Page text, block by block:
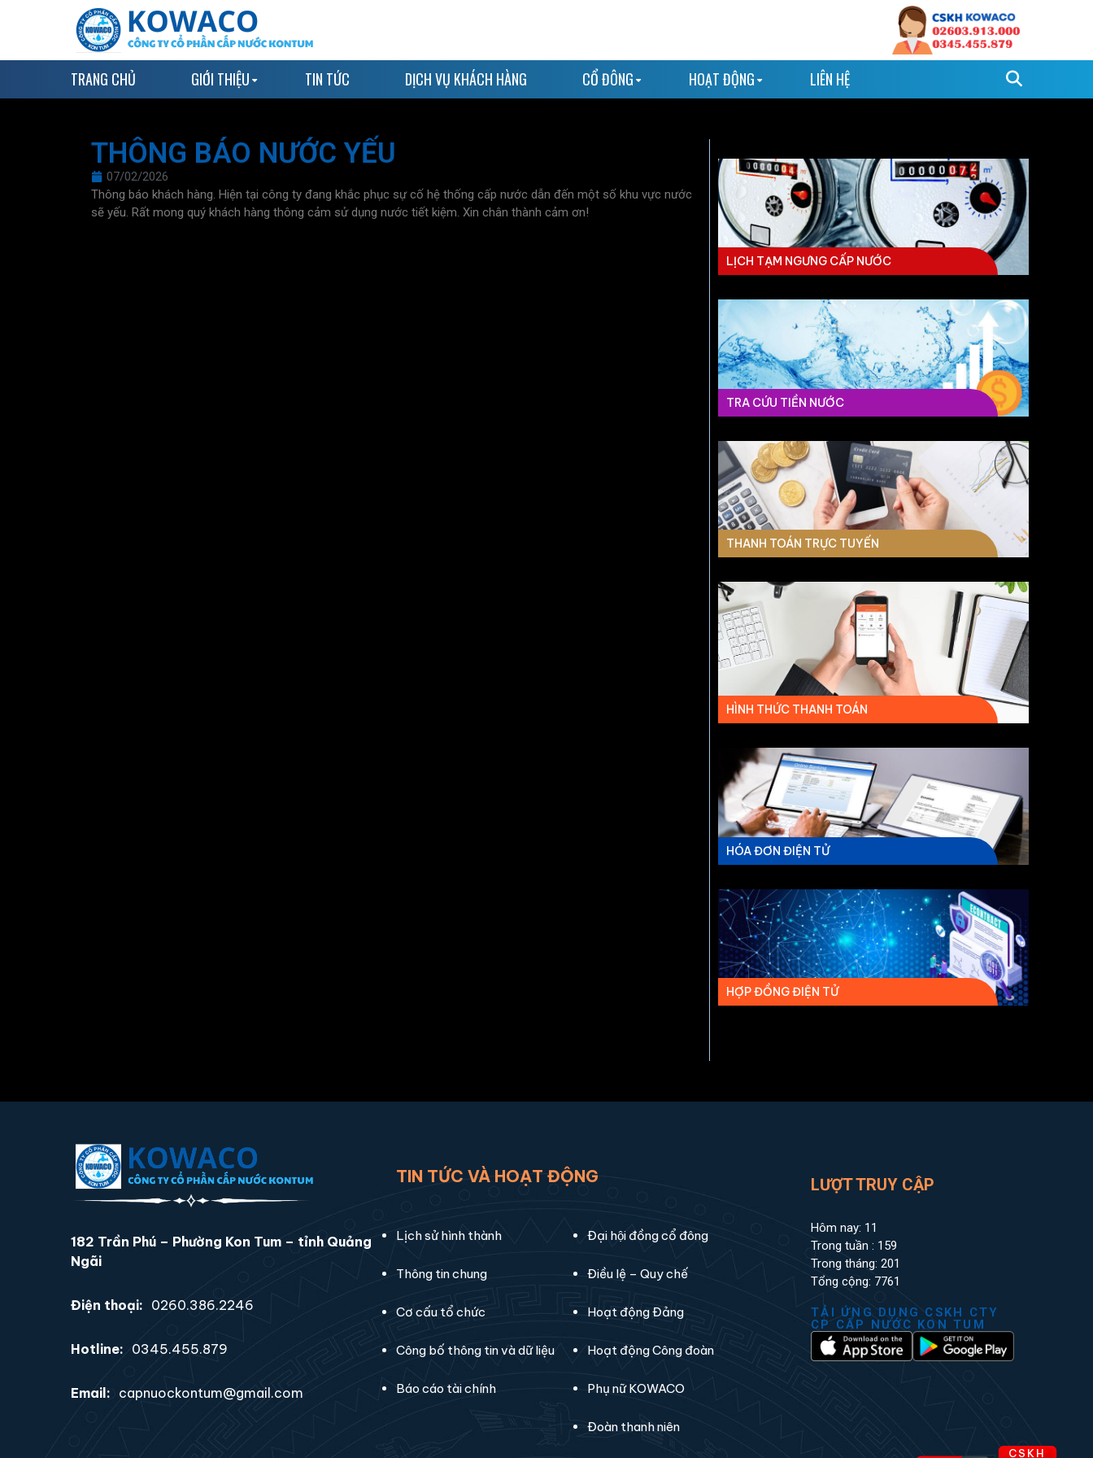
TRANG CHỦ GIỚI THIỆU TIN TỨC DỊCH VỤ KHÁCH HÀNG CỔ ĐÔNG HOẠT ĐỘNG LIÊN HỆ
THÔNG BÁO NƯỚC YẾU
07/02/2026
Thông báo khách hàng. Hiện tại công ty đang khắc phục sự cố hệ thống cấp nước dẫn đến một số khu vực nước
sẽ yếu. Rất mong quý khách hàng thông cảm sử dụng nước tiết kiệm. Xin chân thành cảm ơn!
LỊCH TẠM NGƯNG CẤP NƯỚC
TRA CỨU TIỀN NƯỚC
THANH TOÁN TRỰC TUYẾN
HÌNH THỨC THANH TOÁN
HÓA ĐƠN ĐIỆN TỬ
HỢP ĐỒNG ĐIỆN TỬ
182 Trần Phú – Phường Kon Tum – tỉnh Quảng
Ngãi
Điện thoại: 0260.386.2246
Hotline: 0345.455.879
Email: capnuockontum@gmail.com
TIN TỨC VÀ HOẠT ĐỘNG
Lịch sử hình thành
Thông tin chung
Cơ cấu tổ chức
Công bố thông tin và dữ liệu
Báo cáo tài chính
Đại hội đồng cổ đông
Điều lệ – Quy chế
Hoạt động Đảng
Hoạt động Công đoàn
Phụ nữ KOWACO
Đoàn thanh niên
LƯỢT TRUY CẬP
Hôm nay: 11
Trong tuần : 159
Trong tháng: 201
Tổng cộng: 7761
TẢI ỨNG DỤNG CSKH CTY
CP CẤP NƯỚC KON TUM
CSKH